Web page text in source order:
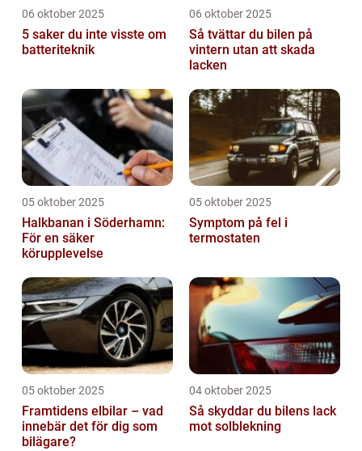
06 oktober 2025
5 saker du inte visste om
batteriteknik
06 oktober 2025
Så tvättar du bilen på
vintern utan att skada
lacken
05 oktober 2025
Halkbanan i Söderhamn:
För en säker
körupplevelse
05 oktober 2025
Symptom på fel i
termostaten
05 oktober 2025
Framtidens elbilar – vad
innebär det för dig som
bilägare?
04 oktober 2025
Så skyddar du bilens lack
mot solblekning